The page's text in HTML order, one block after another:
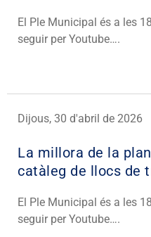
El Ple Municipal és a les
seguir per Youtube….
Dijous, 30 d'abril de 2026
La millora de la
catàleg de llocs de
El Ple Municipal és a les
seguir per Youtube….